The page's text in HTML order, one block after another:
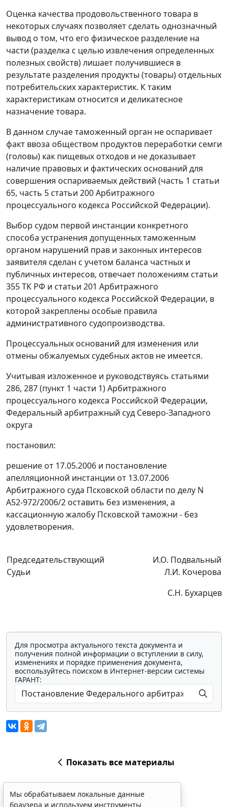
Оценка качества продовольственного товара в
некоторых случаях позволяет сделать однозначный
вывод о том, что его физическое разделение на
части (разделка с целью извлечения определенных
полезных свойств) лишает получившиеся в
результате разделения продукты (товары) отдельных
потребительских характеристик. К таким
характеристикам относится и деликатесное
назначение товара.
В данном случае таможенный орган не оспаривает
факт ввоза обществом продуктов переработки семги
(головы) как пищевых отходов и не доказывает
наличие правовых и фактических оснований для
совершения оспариваемых действий (часть 1 статьи
65, часть 5 статьи 200Арбитражного
процессуального кодекса Российской Федерации).
Выбор судом первой инстанции конкретного
способа устранения допущенных таможенным
органом нарушений прав и законных интересов
заявителя сделан с учетом баланса частных и
публичных интересов, отвечает положениям статьи
355ТК РФ и статьи 201 Арбитражного
процессуального кодекса Российской Федерации, в
которой закреплены особые правила
административного судопроизводства.
Процессуальных оснований для изменения или
отмены обжалуемых судебных актов не имеется.
Учитывая изложенное и руководствуясь статьями
286, 287 (пункт 1 части 1)Арбитражного
процессуального кодекса Российской Федерации,
Федеральный арбитражный суд Северо-Западного
округа
постановил:
решение от 17.05.2006 и постановление
апелляционной инстанции от 13.07.2006
Арбитражного суда Псковской области по делу N
А52-972/2006/2 оставить без изменения, а
кассационную жалобу Псковской таможни - без
удовлетворения.
Председательствующий
Судьи
И.О. Подвальный
Л.И. Кочерова
С.Н. Бухарцев
Для просмотра актуального текста документа и
получения полной информации о вступлении в силу,
изменениях и порядке применения документа,
воспользуйтесь поиском в Интернет-версии системы
ГАРАНТ:
Показать все материалы
Мы обрабатываем локальные данные
браузера и используем инструменты